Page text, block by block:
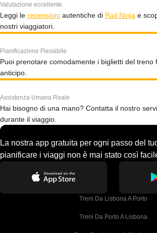
Valutazione eccellente
Leggi le recensioni autentiche di Rail Ninja e
nostri viaggiatori.
Pianificazione Flessibile
Puoi prenotare comodamente i biglietti del treno
anticipo.
Assistenza Umana Reale
Hai bisogno di una mano? Contatta il nostro
durante il viaggio.
La nostra app gratuita per ogni passo del
pianificare i viaggi non è mai stato così
Treni Da Lisbona A Porto
Treni Da Porto A Lisbona